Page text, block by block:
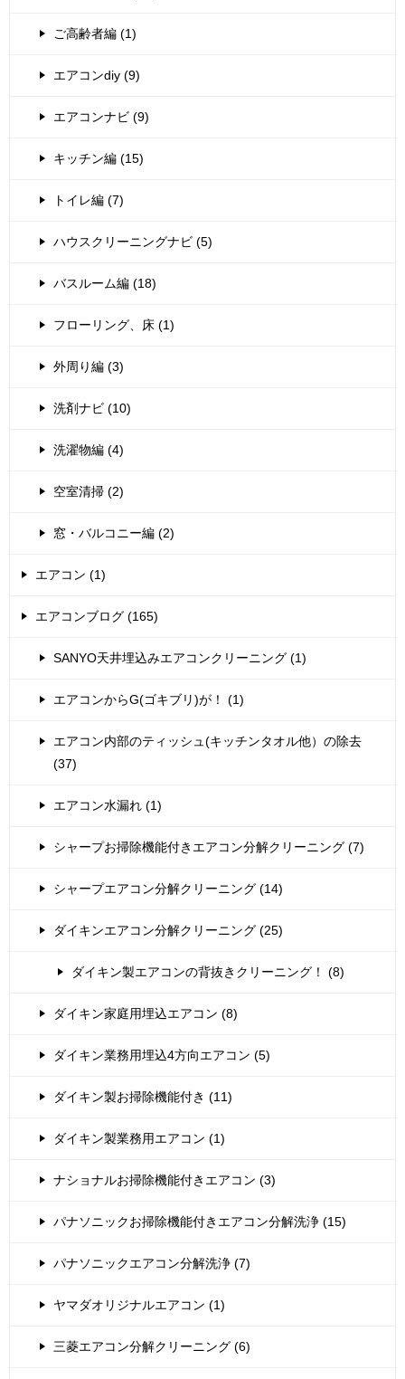
ご高齢者編 (1)
エアコンdiy (9)
エアコンナビ (9)
キッチン編 (15)
トイレ編 (7)
ハウスクリーニングナビ (5)
バスルーム編 (18)
フローリング、床 (1)
外周り編 (3)
洗剤ナビ (10)
洗濯物編 (4)
空室清掃 (2)
窓・バルコニー編 (2)
エアコン (1)
エアコンブログ (165)
SANYO天井埋込みエアコンクリーニング (1)
エアコンからG(ゴキブリ)が！ (1)
エアコン内部のティッシュ(キッチンタオル他）の除去
(37)
エアコン水漏れ (1)
シャープお掃除機能付きエアコン分解クリーニング (7)
シャープエアコン分解クリーニング (14)
ダイキンエアコン分解クリーニング (25)
ダイキン製エアコンの背抜きクリーニング！ (8)
ダイキン家庭用埋込エアコン (8)
ダイキン業務用埋込4方向エアコン (5)
ダイキン製お掃除機能付き (11)
ダイキン製業務用エアコン (1)
ナショナルお掃除機能付きエアコン (3)
パナソニックお掃除機能付きエアコン分解洗浄 (15)
パナソニックエアコン分解洗浄 (7)
ヤマダオリジナルエアコン (1)
三菱エアコン分解クリーニング (6)